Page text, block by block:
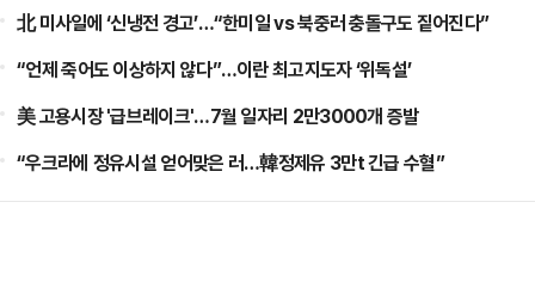
北 미사일에 ‘신냉전 경고’…“한미일 vs 북중러 충돌구도 짙어진다”
“언제 죽어도 이상하지 않다”…이란 최고지도자 ‘위독설’
美 고용시장 '급브레이크'…7월 일자리 2만3000개 증발
“우크라에 정유시설 얻어맞은 러…韓정제유 3만t 긴급 수혈”